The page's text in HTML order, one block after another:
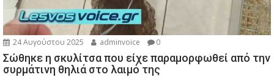
24 Αυγούστου 2025 adminvoice 0
Σώθηκε η σκυλίτσα που είχε παραμορφωθεί από την
συρμάτινη θηλιά στο λαιμό της